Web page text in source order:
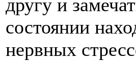
другу и
состоянии
нервных